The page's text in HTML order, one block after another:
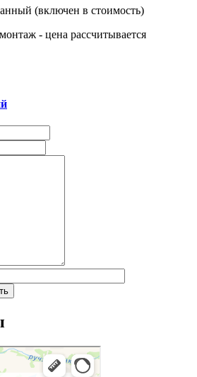
(включен в стоимость)
- цена рассчитывается